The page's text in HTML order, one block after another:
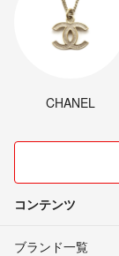
CHANEL
コンテンツ
ブランド一覧